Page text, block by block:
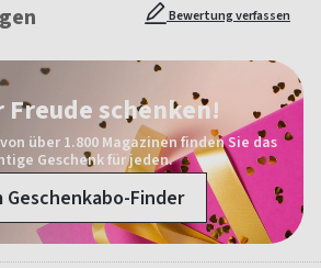
Bewertung verfassen
Freude schenken!
über 1.800 Magazinen finden Sie das
Geschenk für jeden.
Geschenkabo-Finder